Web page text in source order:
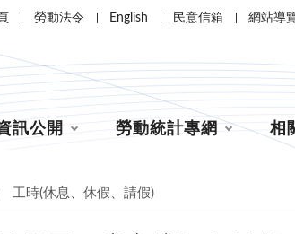
勞動法令 English 民意信箱 網站導
訊公開 勞動統計專網 相
工時(休息、休假、請假)